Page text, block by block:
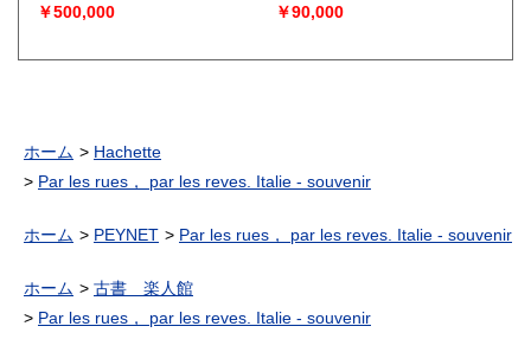
￥500,000
￥90,000
ホーム
Hachette
Par les rues， par les reves. Italie - souvenir
ホーム PEYNET Par les rues， par les reves. Italie - souvenir
ホーム
古書 楽人館
Par les rues， par les reves. Italie - souvenir